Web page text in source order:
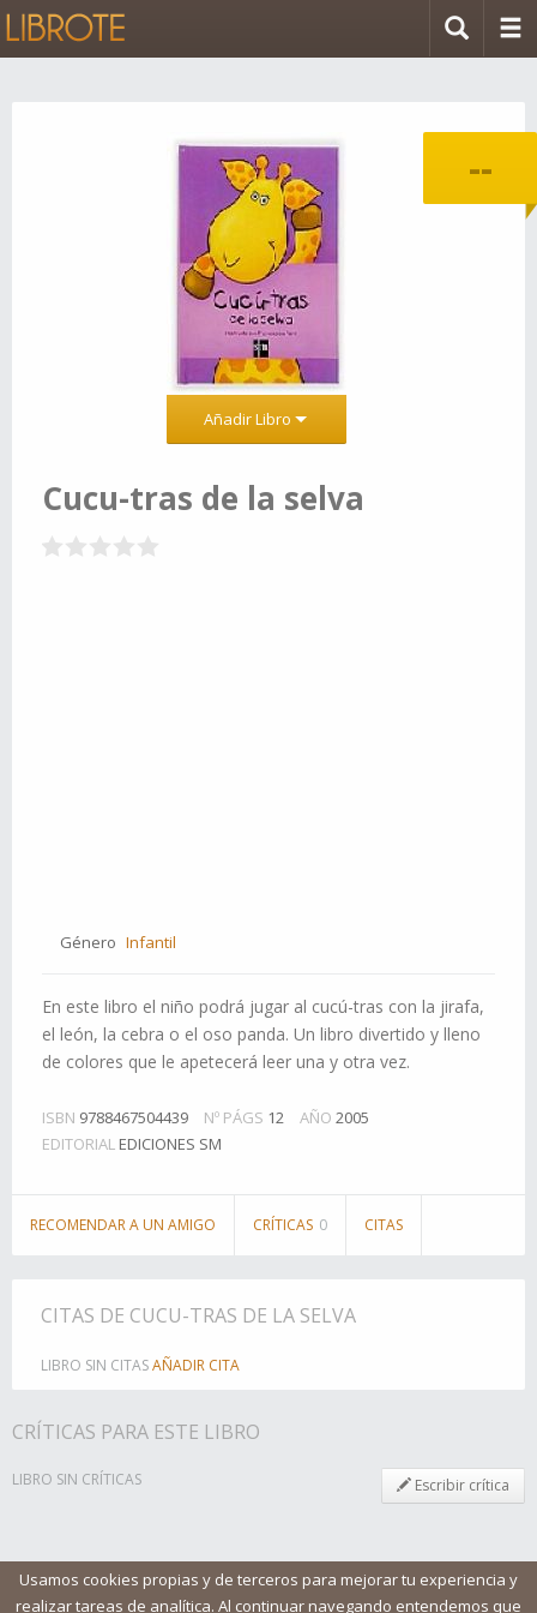
Usamos cookies propias y de terceros para mejorar tu experiencia y
realizar tareas de analítica. Al continuar navegando entendemos que
--
Añadir Libro
Cucu-tras de la selva
Género Infantil
En este libro el niño podrá jugar al cucú-tras con la jirafa,
el león, la cebra o el oso panda. Un libro divertido y lleno
de colores que le apetecerá leer una y otra vez.
ISBN 9788467504439 Nº PÁGS 12 AÑO 2005
EDITORIAL EDICIONES SM
RECOMENDAR A UN AMIGO CRÍTICAS 0 CITAS
CITAS DE CUCU-TRAS DE LA SELVA
LIBRO SIN CITASAÑADIR CITA
CRÍTICAS PARA ESTE LIBRO
LIBRO SIN CRÍTICAS Escribir crítica